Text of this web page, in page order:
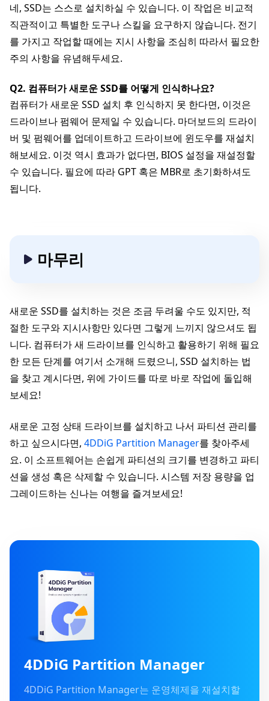
네, SSD는 스스로 설치하실 수 있습니다. 이 작업은 비교적
직관적이고 특별한 도구나 스킬을 요구하지 않습니다. 전기
를 가지고 작업할 때에는 지시 사항을 조심히 따라서 필요한
주의 사항을 유념해두세요.
Q2. 컴퓨터가 새로운 SSD를 어떻게 인식하나요?
컴퓨터가 새로운 SSD 설치 후 인식하지 못 한다면, 이것은
드라이브나 펌웨어 문제일 수 있습니다. 마더보드의 드라이
버 및 펌웨어를 업데이트하고 드라이브에 윈도우를 재설치
해보세요. 이것 역시 효과가 없다면, BIOS 설정을 재설정할
수 있습니다. 필요에 따라 GPT 혹은 MBR로 초기화하셔도
됩니다.
마무리
새로운 SSD를 설치하는 것은 조금 두려울 수도 있지만, 적
절한 도구와 지시사항만 있다면 그렇게 느끼지 않으셔도 됩
니다. 컴퓨터가 새 드라이브를 인식하고 활용하기 위해 필요
한 모든 단계를 여기서 소개해 드렸으니, SSD 설치하는 법
을 찾고 계시다면, 위에 가이드를 따로 바로 작업에 돌입해
보세요!
새로운 고정 상태 드라이브를 설치하고 나서 파티션 관리를
하고 싶으시다면, 4DDiG Partition Manager를 찾아주세
요. 이 소프트웨어는 손쉽게 파티션의 크기를 변경하고 파티
션을 생성 혹은 삭제할 수 있습니다. 시스템 저장 용량을 업
그레이드하는 신나는 여행을 즐겨보세요!
4DDiG Partition Manager
4DDiG Partition Manager는 운영체제을 재설치할